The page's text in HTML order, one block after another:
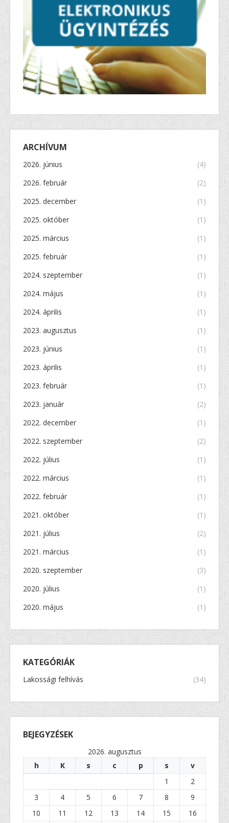
ARCHÍVUM
2026. június
(4)
2026. február
(2)
2025. december
(1)
2025. október
(1)
2025. március
(1)
2025. február
(1)
2024. szeptember
(1)
2024. május
(1)
2024. április
(1)
2023. augusztus
(1)
2023. június
(1)
2023. április
(1)
2023. február
(1)
2023. január
(2)
2022. december
(1)
2022. szeptember
(2)
2022. július
(1)
2022. március
(1)
2022. február
(1)
2021. október
(1)
2021. július
(2)
2021. március
(1)
2020. szeptember
(3)
2020. július
(1)
2020. május
(1)
KATEGÓRIÁK
Lakossági felhívás (34)
BEJEGYZÉSEK
2026. augusztus
h
K s c p s
v
1
2
3
4 5 6 7 8
9
10
11 12 13 14 15 16